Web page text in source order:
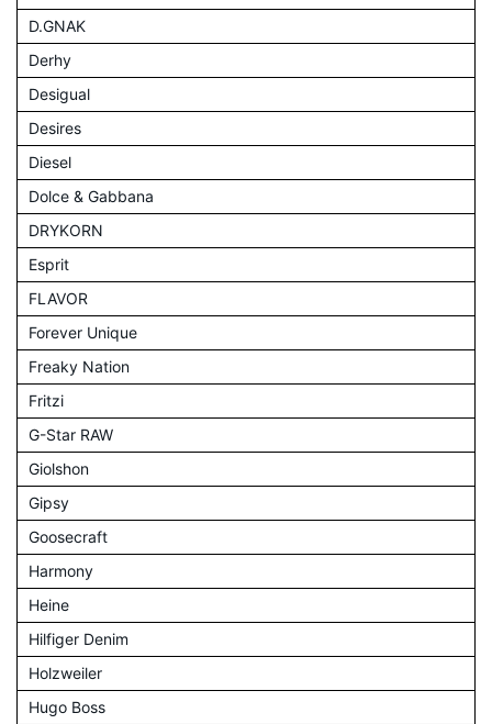
D.GNAK
Derhy
Desigual
Desires
Diesel
Dolce & Gabbana
DRYKORN
Esprit
FLAVOR
Forever Unique
Freaky Nation
Fritzi
G-Star RAW
Giolshon
Gipsy
Goosecraft
Harmony
Heine
Hilfiger Denim
Holzweiler
Hugo Boss